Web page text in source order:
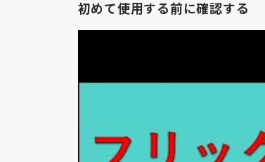
初めて使用する前に確認する